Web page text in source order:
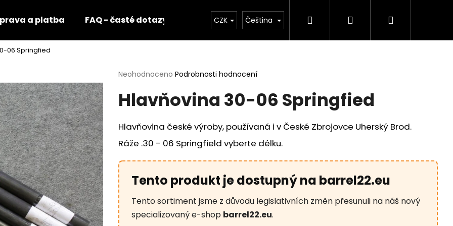
a platba FAQ - časté dotazy Fotogalerie Důležité legislativní změny od 1. 1. 2026
CZK Čeština Hledat PřihlášeníNákupní
06 Springfied
Průměrné
produktu
je
z
5
hvězdiček.
Neohodnoceno Podrobnosti hodnocení
Hlavňovina 30-06 Springfied
Hlavňovina české výroby, používaná i v České Zbrojovce Uherský Brod.
Ráže .30 - 06 Springfield vyberte délku.
Tento produkt je dostupný na barrel22.eu
Tento sortiment jsme z důvodu legislativních změn přesunuli na náš nový
specializovaný e-shop barrel22.eu.
Co potřebujete najít?
HLEDAT
Doporučujeme
Následující